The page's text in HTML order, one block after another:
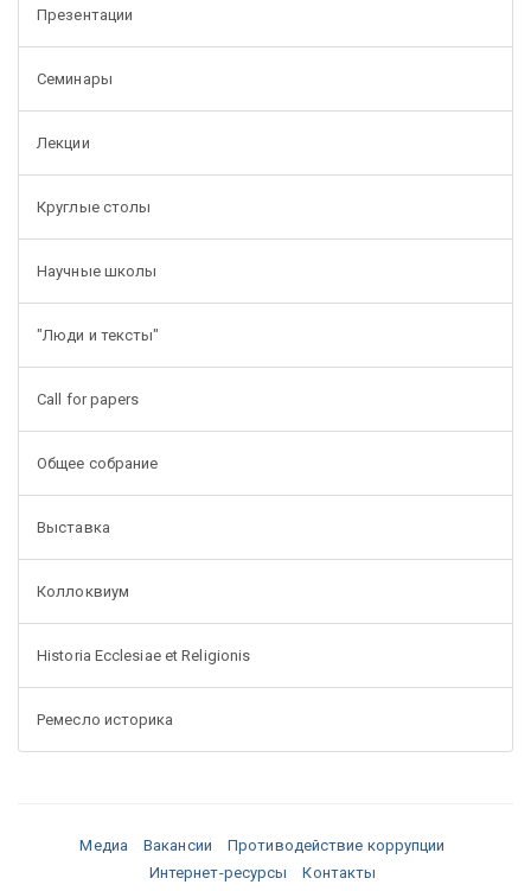
Презентации
Семинары
Лекции
Круглые столы
Научные школы
"Люди и тексты"
Call for papers
Общее собрание
Выставка
Коллоквиум
Historia Ecclesiae et Religionis
Ремесло историка
Медиа Вакансии
Противодействие коррупции
Интернет-ресурсы
Контакты